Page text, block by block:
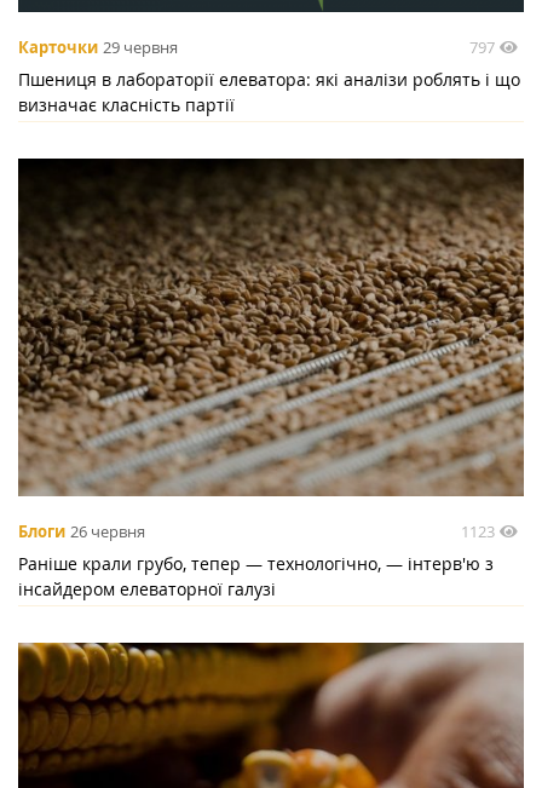
Карточки 29 червня 797
Пшениця в лабораторії елеватора: які аналізи роблять і що
визначає класність партії
Блоги 26 червня 1123
Раніше крали грубо, тепер — технологічно, — інтерв'ю з
інсайдером елеваторної галузі